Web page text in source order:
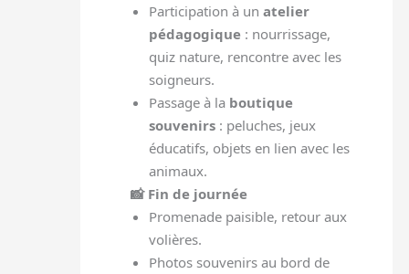
Participation à unatelier
pédagogique : nourrissage,
quiz nature, rencontre avec les
soigneurs.
Passage à la boutique
souvenirs : peluches, jeux
éducatifs, objets en lien avec les
animaux.
📸 Fin de journée
Promenade paisible, retour aux
volières.
Photos souvenirs au bord de